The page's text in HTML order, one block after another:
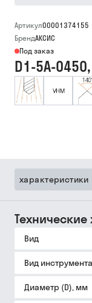
Артикул00001374155
БрендАКСИС
Под заказ
D1-5A-
характеристики
Технические
Вид
Вид инструмента
Диаметр (D), мм